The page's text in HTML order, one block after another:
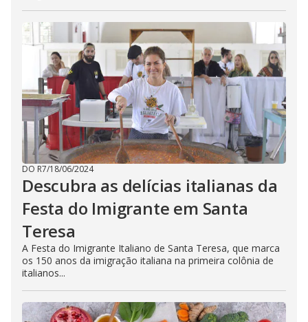
DO R7/18/06/2024
Descubra as delícias italianas da
Festa do Imigrante em Santa
Teresa
A Festa do Imigrante Italiano de Santa Teresa, que marca
os 150 anos da imigração italiana na primeira colônia de
italianos...